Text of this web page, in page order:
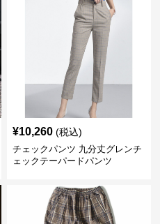
¥10,260 (税込)
チェックパンツ 九分丈グレンチ
ェックテーパードパンツ